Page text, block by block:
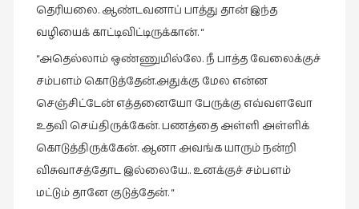
குறும்படம்
குற்றமுகங்கள்
சிறிய
உண்மைகள்
சிறுகதை
தெரியலை. ஆண்டவனாப் பாத்து தான் இந்த
வழியைக் காட்டிவிட்டிருக்கான். “
“அதெல்லாம் ஒண்ணுமில்லே. நீ பாத்த வேலைக்குச்
சம்பளம் கொடுத்தேன்.அதுக்கு மேல என்ன
செஞ்சிட்டேன் எத்தனையோ பேருக்கு எவ்வளவோ
உதவி செய்திருக்கேன். பணத்தை அள்ளி அள்ளிக்
கொடுத்திருக்கேன். ஆனா அவங்க யாரும் நன்றி
விசுவாசத்தோட இல்லையே.. உனக்குச் சம்பளம்
மட்டும் தானே குடுத்தேன். “